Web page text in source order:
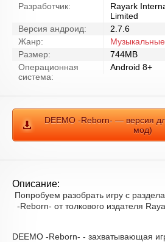
Разработчик:
Rayark
Limited
Версия андроид:
2.7.6
Жанр:
Музыкальные
Размер:
744MB
Операционная
система:
Android 8+
DEEMO -Reborn- — версия
мод)
Описание:
Попробуем разобрать игру с
-Reborn- от толкового издателя
DEEMO -Reborn- - захватывающая